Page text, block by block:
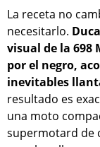
La receta no
necesitarlo.
visual de la 698
por el negro,
inevitables
resultado es
una moto
supermotard de